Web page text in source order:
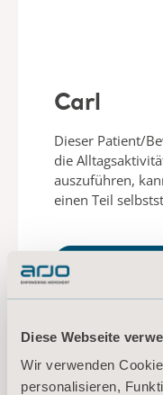
Diese Webseite
Wir verwenden
personalisieren,
Carl
Dieser Patient/
die
auszuführen,
einen Teil